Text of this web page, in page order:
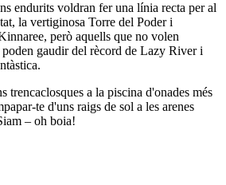
endurits voldran fer una línia recta per al
la vertiginosa Torre del Poder i
però aquells que no volen
poden gaudir del rècord de Lazy River i
trencaclosques a la piscina d'onades més
te d'uns raigs de sol a les arenes
– oh boia!